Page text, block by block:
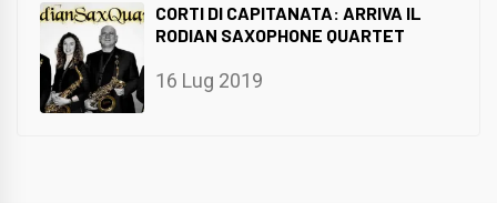
CORTI DI CAPITANATA: ARRIVA IL
RODIAN SAXOPHONE QUARTET
16 Lug 2019